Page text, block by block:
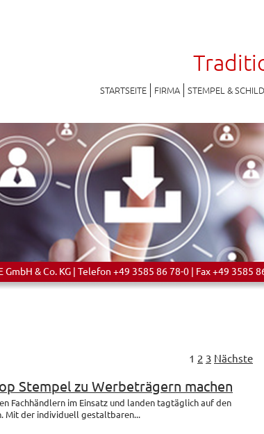
STARTSEITE FIRMA STEMPEL &
GmbH & Co. KG | Telefon +49 3585 86 78-0 | Fax +49 3585
1 2 3 Nächste
Stempel zu Werbeträgern machen
Fachhändlern im Einsatz und landen tagtäglich auf den
Mit der individuell gestaltbaren...